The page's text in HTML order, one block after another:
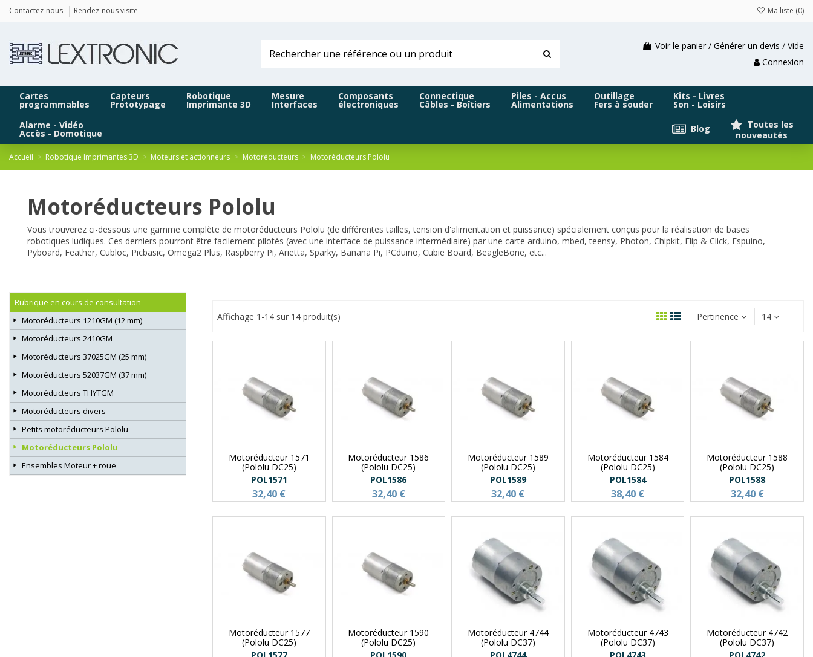
Contactez-nous Rendez-nous visite Ma liste (0)
Voir le panier / Générer un devis / Vide
Connexion
Cartes
programmables
Capteurs
Prototypage
Robotique
Imprimante 3D
Mesure
Interfaces
Composants
électroniques
Connectique
Câbles - Boîtiers
Piles - Accus
Alimentations
Outillage
Fers à souder
Kits - Livres
Son - Loisirs
Alarme - Vidéo
Accès - Domotique
Toutes les
nouveautés
Blog
Accueil Robotique Imprimantes 3D Moteurs et actionneurs Motoréducteurs Motoréducteurs Pololu
Motoréducteurs Pololu
Vous trouverez ci-dessous une gamme complète de motoréducteurs Pololu (de différentes tailles, tension d'alimentation et puissance) spécialement conçus pour la réalisation de bases
robotiques ludiques. Ces derniers pourront être facilement pilotés (avec une interface de puissance intermédiaire) par une carte arduino, mbed, teensy, Photon, Chipkit, Flip & Click, Espuino,
Pyboard, Feather, Cubloc, Picbasic, Omega2 Plus, Raspberry Pi, Arietta, Sparky, Banana Pi, PCduino, Cubie Board, BeagleBone, etc...
Affichage 1-14 sur 14 produit(s) Pertinence 14
Motoréducteur 1571
(Pololu DC25)
POL1571
32,40 €
Motoréducteur 1586
(Pololu DC25)
POL1586
32,40 €
Motoréducteur 1589
(Pololu DC25)
POL1589
32,40 €
Motoréducteur 1584
(Pololu DC25)
POL1584
38,40 €
Motoréducteur 1588
(Pololu DC25)
POL1588
32,40 €
Motoréducteur 1577
(Pololu DC25)
POL1577
Motoréducteur 1590
(Pololu DC25)
POL1590
Motoréducteur 4744
(Pololu DC37)
POL4744
Motoréducteur 4743
(Pololu DC37)
POL4743
Motoréducteur 4742
(Pololu DC37)
POL4742
Rubrique en cours de consultation
Motoréducteurs 1210GM (12 mm)
Motoréducteurs 2410GM
Motoréducteurs 37025GM (25 mm)
Motoréducteurs 52037GM (37 mm)
Motoréducteurs THYTGM
Motoréducteurs divers
Petits motoréducteurs Pololu
Motoréducteurs Pololu
Ensembles Moteur + roue
Panneau de gestion des cookies